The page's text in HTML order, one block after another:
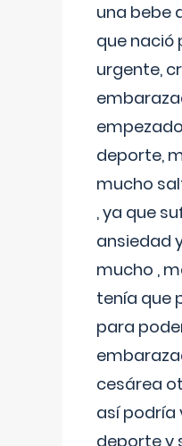
una bebe
que nació
urgente,
deporte,
mucho
, ya que
ansiedad
mucho ,
tenía que
para
cesárea
así podría
deporte y